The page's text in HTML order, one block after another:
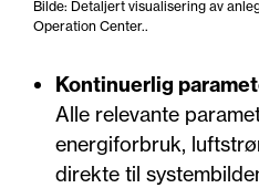
Bilde: Detaljert visualisering av
Operation Center..
Kontinuerlig
Alle relevante
energiforbruk,
direkte til